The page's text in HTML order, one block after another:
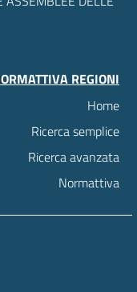
REGIONI
Home
Ricerca semplice
Ricerca avanzata
Normattiva